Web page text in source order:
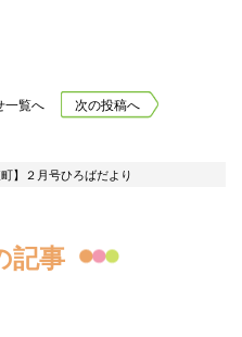
一覧へ 次の投稿へ
町】２月号ひろばだより
記事